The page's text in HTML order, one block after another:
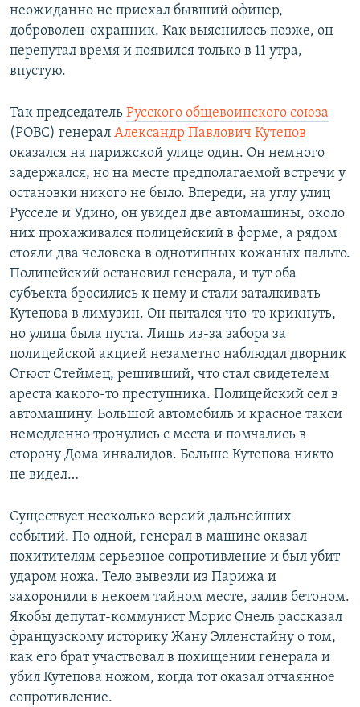
неожиданно не приехал бывший офицер,
доброволец-охранник. Как выяснилось позже, он
перепутал время и появился только в 11 утра,
впустую.
Так председатель Русского общевоинского союза
(РОВС) генерал Александр Павлович Кутепов
оказался на парижской улице один. Он немного
задержался, но на месте предполагаемой встречи у
остановки никого не было. Впереди, на углу улиц
Русселе и Удино, он увидел две автомашины, около
них прохаживался полицейский в форме, а рядом
стояли два человека в однотипных кожаных пальто.
Полицейский остановил генерала, и тут оба
субъекта бросились к нему и стали заталкивать
Кутепова в лимузин. Он пытался что-то крикнуть,
но улица была пуста. Лишь из-за забора за
полицейской акцией незаметно наблюдал дворник
Огюст Стеймец, решивший, что стал свидетелем
ареста какого-то преступника. Полицейский сел в
автомашину. Большой автомобиль и красное такси
немедленно тронулись с места и помчались в
сторону Дома инвалидов. Больше Кутепова никто
не видел…
Существует несколько версий дальнейших
событий. По одной, генерал в машине оказал
похитителям серьезное сопротивление и был убит
ударом ножа. Тело вывезли из Парижа и
захоронили в некоем тайном месте, залив бетоном.
Якобы депутат-коммунист Морис Онель рассказал
французскому историку Жану Элленстайну о том,
как его брат участвовал в похищении генерала и
убил Кутепова ножом, когда тот оказал отчаянное
сопротивление.